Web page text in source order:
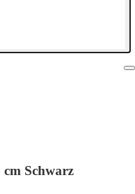
Schwarz